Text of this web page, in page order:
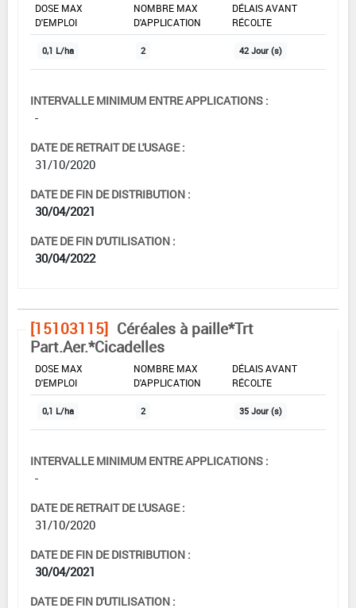
DOSE MAX
D'EMPLOI
NOMBRE MAX
D'APPLICATION
DÉLAIS AVANT
RÉCOLTE
0,1 L/ha 2 42 Jour (s)
INTERVALLE MINIMUM ENTRE APPLICATIONS :
-
DATE DE RETRAIT DE L'USAGE :
31/10/2020
DATE DE FIN DE DISTRIBUTION :
30/04/2021
DATE DE FIN D'UTILISATION :
30/04/2022
[15103115] Céréales à paille*Trt
Part.Aer.*Cicadelles
DOSE MAX
D'EMPLOI
NOMBRE MAX
D'APPLICATION
DÉLAIS AVANT
RÉCOLTE
0,1 L/ha 2 35 Jour (s)
INTERVALLE MINIMUM ENTRE APPLICATIONS :
-
DATE DE RETRAIT DE L'USAGE :
31/10/2020
DATE DE FIN DE DISTRIBUTION :
30/04/2021
DATE DE FIN D'UTILISATION :